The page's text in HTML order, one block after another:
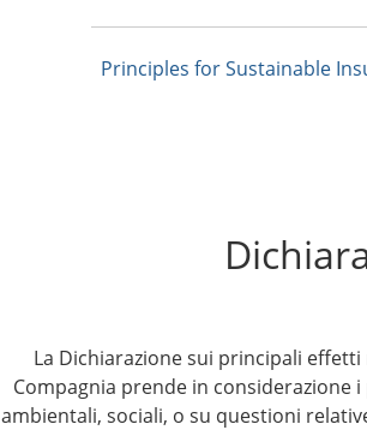
Principles for Sustainable
La Dichiarazione sui principali
Compagnia prende in
ambientali, sociali, o su questioni